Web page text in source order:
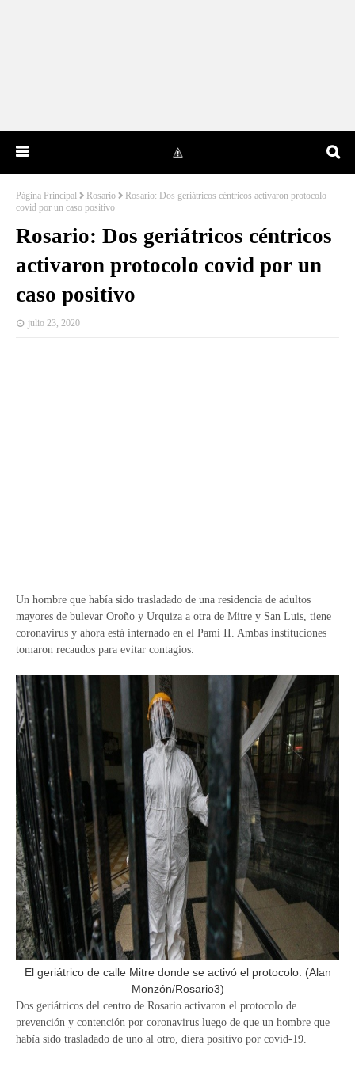
Página Principal Rosario
Rosario: Dos geriátricos céntricos activaron protocolo
covid por un caso positivo
Rosario: Dos geriátricos céntricos
activaron protocolo covid por un
caso positivo
julio 23, 2020
Un hombre que había sido trasladado de una residencia de adultos
mayores de bulevar Oroño y Urquiza a otra de Mitre y San Luis, tiene
coronavirus y ahora está internado en el Pami II. Ambas instituciones
tomaron recaudos para evitar contagios.
El geriátrico de calle Mitre donde se activó el protocolo. (Alan
Monzón/Rosario3)
Dos geriátricos del centro de Rosario activaron el protocolo de
prevención y contención por coronavirus luego de que un hombre que
había sido trasladado de uno al otro, diera positivo por covid-19.